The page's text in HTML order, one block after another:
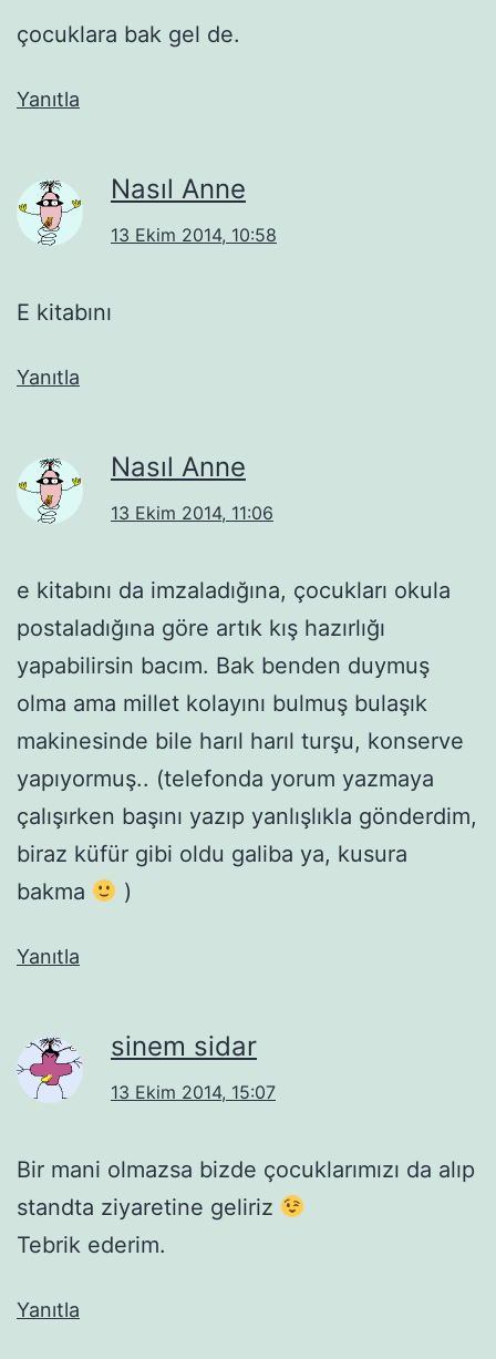
çocuklara bak gel de.
Yanıtla
Nasıl Anne
13 Ekim 2014, 10:58
E kitabını
Yanıtla
Nasıl Anne
13 Ekim 2014, 11:06
e kitabını da imzaladığına, çocukları okula
postaladığına göre artık kış hazırlığı
yapabilirsin bacım. Bak benden duymuş
olma ama millet kolayını bulmuş bulaşık
makinesinde bile harıl harıl turşu, konserve
yapıyormuş.. (telefonda yorum yazmaya
çalışırken başını yazıp yanlışlıkla gönderdim,
biraz küfür gibi oldu galiba ya, kusura
bakma
)
Yanıtla
sinem sidar
13 Ekim 2014, 15:07
Bir mani olmazsa bizde çocuklarımızı da alıp
standta ziyaretine geliriz
Tebrik ederim.
Yanıtla